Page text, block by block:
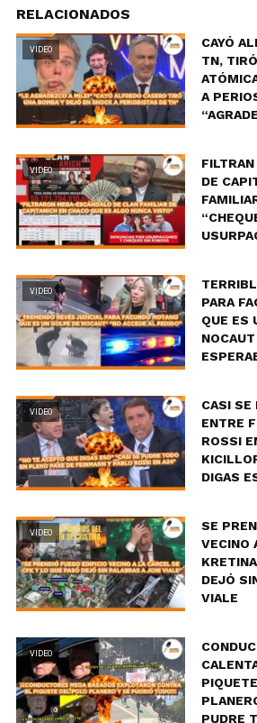
RELACIONADOS
VIDEO
CAYÓ
TN,
A
VIDEO
DE
VIDEO
PARA
QUE ES
VIDEO
CASI SE
ENTRE
ROSSI
DIGAS
VIDEO
SE
VECINO
DEJÓ
VIALE
VIDEO
PUDRE